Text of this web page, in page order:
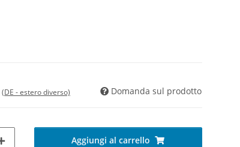
(DE - estero diverso) Domanda sul prodotto
Aggiungi al carrello